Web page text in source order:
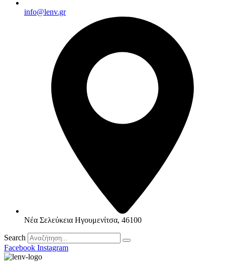
info@lenv.gr
Νέα Σελεύκεια Ηγουμενίτσα, 46100
Search
Facebook Instagram